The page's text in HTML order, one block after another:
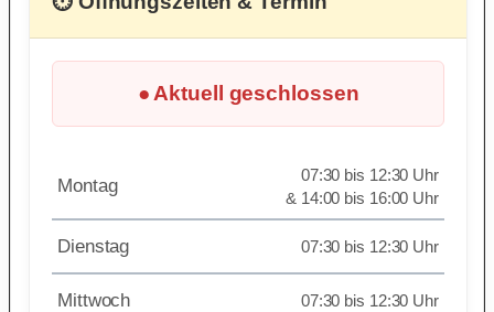
● Aktuell geschlossen
Montag
07:30 bis 12:30 Uhr
& 14:00 bis 16:00 Uhr
Dienstag 07:30 bis 12:30 Uhr
Mittwoch 07:30 bis 12:30 Uhr